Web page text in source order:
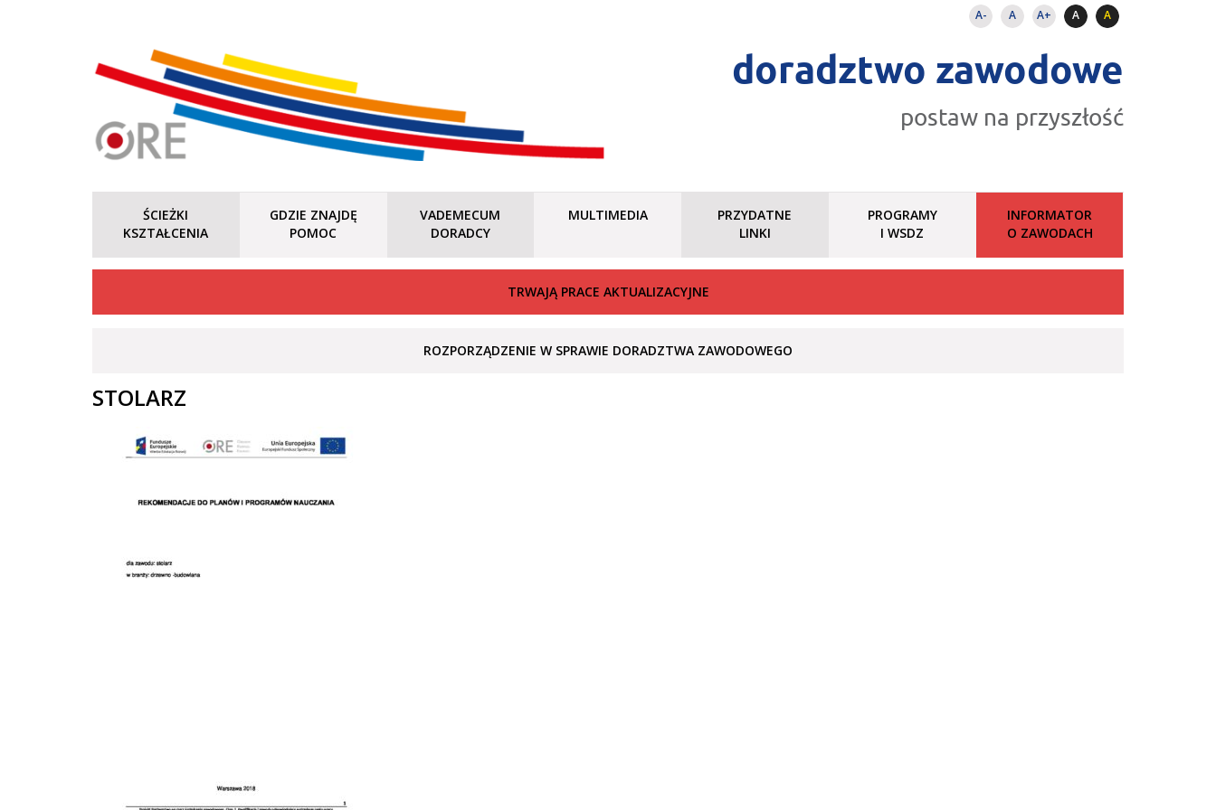
A- A A+ A A
doradztwo zawodowe
postaw na przyszłość
ŚCIEŻKI
KSZTAŁCENIA
GDZIE ZNAJDĘ
POMOC
VADEMECUM
DORADCY
MULTIMEDIA
PRZYDATNE
LINKI
PROGRAMY
I WSDZ
INFORMATOR
O ZAWODACH
TRWAJĄ PRACE AKTUALIZACYJNE
ROZPORZĄDZENIE W SPRAWIE DORADZTWA ZAWODOWEGO
STOLARZ